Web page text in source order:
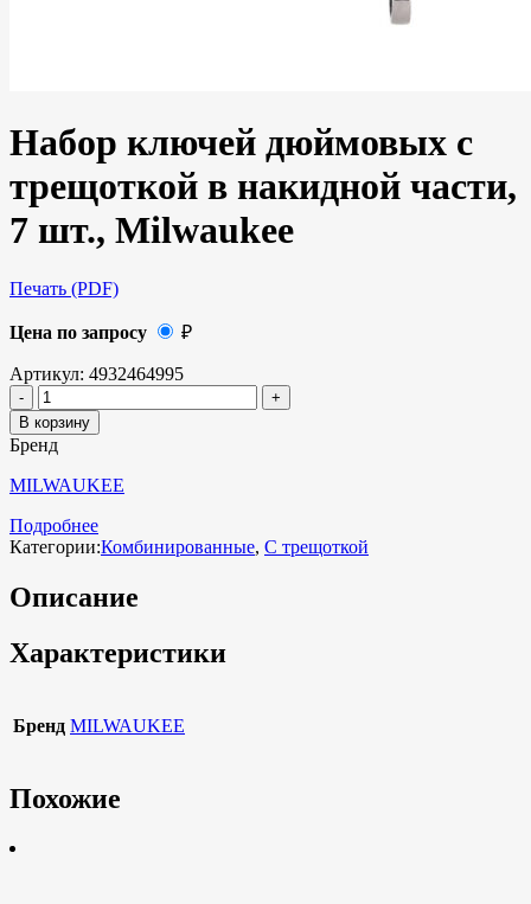
Набор ключей дюймовых с
трещоткой в накидной части,
7 шт., Milwaukee
Печать (PDF)
Цена по запросу ₽
Артикул: 4932464995
В корзину
Бренд
MILWAUKEE
Подробнее
Категории:Комбинированные, С трещоткой
Описание
Характеристики
Бренд MILWAUKEE
Похожие